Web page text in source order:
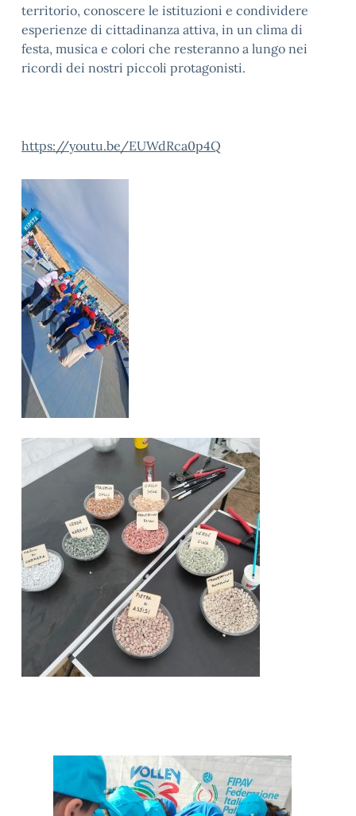
territorio, conoscere le istituzioni e condividere
esperienze di cittadinanza attiva, in un clima di
festa, musica e colori che resteranno a lungo nei
ricordi dei nostri piccoli protagonisti.
https://youtu.be/EUWdRca0p4Q